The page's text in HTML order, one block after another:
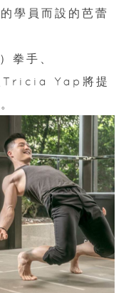
學員而設的芭蕾
拳手、
Yap將提